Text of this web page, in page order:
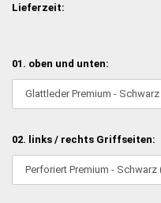
Lieferzeit:
01. oben und unten:
02. links / rechts Griffseiten: